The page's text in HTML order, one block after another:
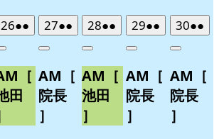
262026
年
月
26
日
●●
件
イ
ベ
ト)
Close
［
田
272026
年
月
27
日
●●
件
イ
ベ
ト)
Close
AM［
院長
］
282026
年
月
28
日
●●
件
イ
ベ
ト)
Close
AM［
池田
］
292026
年
月
29
日
●●
件
イ
ベ
ト)
Close
AM［
院長
］
302026
年
月
30
日
●●
件
イ
Close
AM［
院長
］